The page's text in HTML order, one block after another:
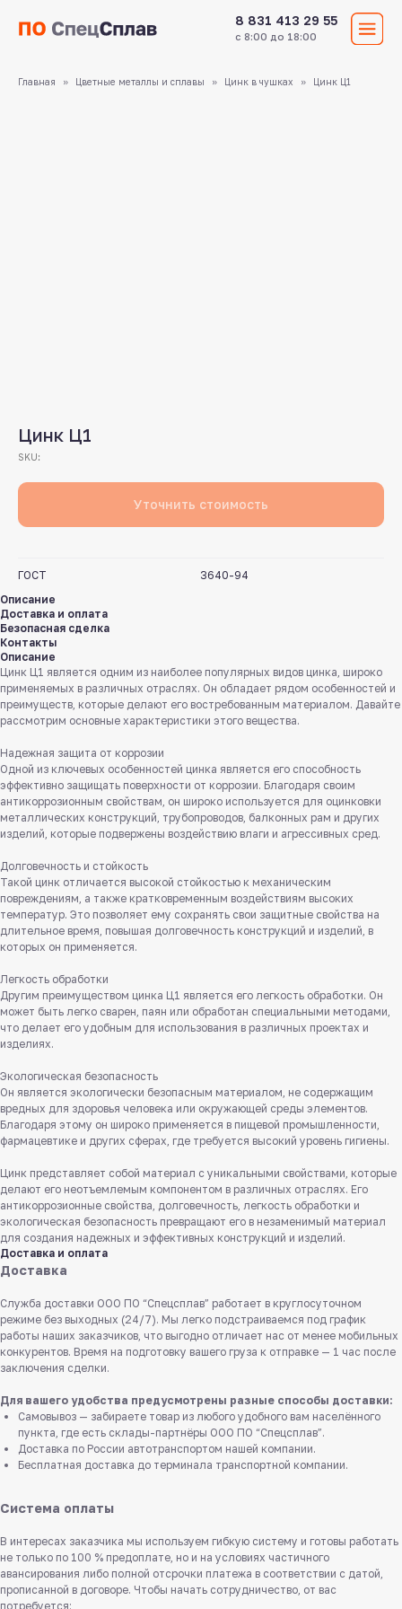
8 831 413 29 55
Главная Цветные металлы и сплавы Цинк в чушках Цинк Ц1
Цинк Ц1
SKU:
Уточнить стоимость
ГОСТ
3640-94
Описание
Доставка и оплата
Безопасная сделка
Контакты
Описание
Цинк Ц1 является одним из наиболее популярных видов цинка, широко
применяемых в различных отраслях. Он обладает рядом особенностей и
преимуществ, которые делают его востребованным материалом. Давайте
рассмотрим основные характеристики этого вещества.
Надежная защита от коррозии
Одной из ключевых особенностей цинка является его способность
эффективно защищать поверхности от коррозии. Благодаря своим
антикоррозионным свойствам, он широко используется для оцинковки
металлических конструкций, трубопроводов, балконных рам и других
изделий, которые подвержены воздействию влаги и агрессивных сред.
Долговечность и стойкость
Такой цинк отличается высокой стойкостью к механическим
повреждениям, а также кратковременным воздействиям высоких
температур. Это позволяет ему сохранять свои защитные свойства на
длительное время, повышая долговечность конструкций и изделий, в
которых он применяется.
Легкость обработки
Другим преимуществом цинка Ц1 является его легкость обработки. Он
может быть легко сварен, паян или обработан специальными методами,
что делает его удобным для использования в различных проектах и
изделиях.
Экологическая безопасность
Он является экологически безопасным материалом, не содержащим
вредных для здоровья человека или окружающей среды элементов.
Благодаря этому он широко применяется в пищевой промышленности,
фармацевтике и других сферах, где требуется высокий уровень гигиены.
Цинк представляет собой материал с уникальными свойствами, которые
делают его неотъемлемым компонентом в различных отраслях. Его
антикоррозионные свойства, долговечность, легкость обработки и
экологическая безопасность превращают его в незаменимый материал
для создания надежных и эффективных конструкций и изделий.
Доставка и оплата
Доставка
Служба доставки ООО ПО “Спецсплав” работает в круглосуточном
режиме без выходных (24/7). Мы легко подстраиваемся под график
работы наших заказчиков, что выгодно отличает нас от менее мобильных
конкурентов. Время на подготовку вашего груза к отправке — 1 час после
заключения сделки.
Для вашего удобства предусмотрены разные способы доставки:
Самовывоз — забираете товар из любого удобного вам населённого
пункта, где есть склады-партнёры ООО ПО “Спецсплав”.
Доставка по России автотранспортом нашей компании.
Бесплатная доставка до терминала транспортной компании.
Система оплаты
В интересах заказчика мы используем гибкую систему и готовы работать
не только по 100 % предоплате, но и на условиях частичного
авансирования либо полной отсрочки платежа в соответствии с датой,
прописанной в договоре. Чтобы начать сотрудничество, от вас
потребуется: